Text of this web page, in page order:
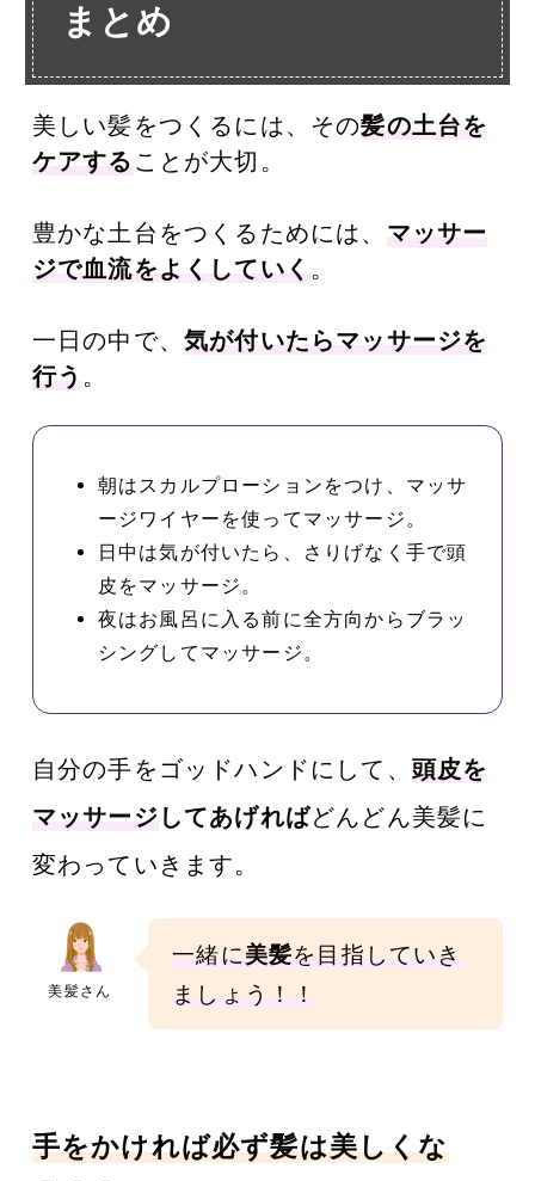
まとめ
美しい髪をつくるには、その髪の土台を
ケアする ことが大切。
豊かな土台をつくるためには、 マッサー
ジで血流をよくしていく 。
一日の中で、気が付いたらマッサージを
行う 。
朝はスカルプローションをつけ、マッサ
ージワイヤーを使ってマッサージ。
日中は気が付いたら、さりげなく手で頭
皮をマッサージ。
夜はお風呂に入る前に全方向からブラッ
シングしてマッサージ。
自分の手をゴッドハンドにして、 頭皮を
マッサージ してあげればどんどん美髪に
変わっていきます。
美髪さん
一緒に美髪を目指していき
ましょう！！
手をかければ必ず髪は美しくな